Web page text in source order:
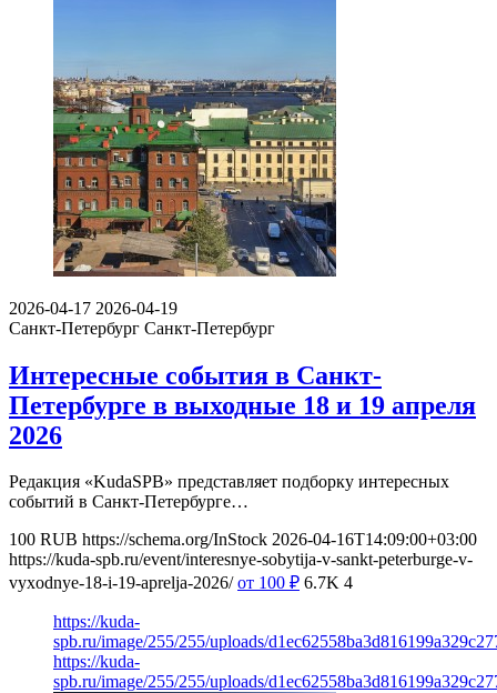
2026-04-17 2026-04-19
Санкт-Петербург Санкт-Петербург
Интересные события в Санкт-
Петербурге в выходные 18 и 19 апреля
2026
Редакция «KudaSPB» представляет подборку интересных
событий в Санкт-Петербурге…
100 RUB https://schema.org/InStock 2026-04-16T14:09:00+03:00
https://kuda-spb.ru/event/interesnye-sobytija-v-sankt-peterburge-v-
vyxodnye-18-i-19-aprelja-2026/ от 100 ₽ 6.7K 4
https://kuda-
spb.ru/image/255/255/uploads/
https://kuda-
spb.ru/image/255/255/uploads/